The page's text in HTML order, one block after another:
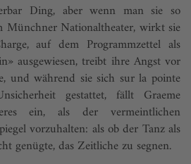
Ding, aber wenn man sie so
Münchner Nationaltheater, wirkt sie
auf dem Programmzettel als
ausgewiesen, treibt ihre Angst vor
und während sie sich sur la pointe
gestattet, fällt Graeme
ein, als der vermeintlichen
vorzuhalten: als ob der Tanz als
genügte, das Zeitliche zu segnen.